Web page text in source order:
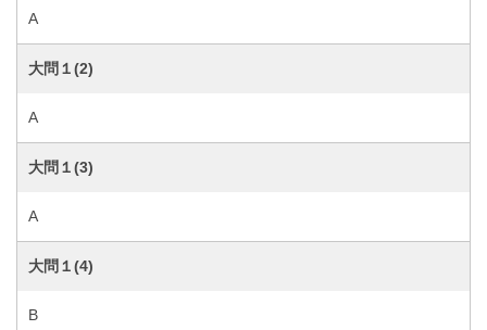
A
大問１(2)
A
大問１(3)
A
大問１(4)
B